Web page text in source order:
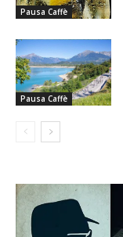
Pausa Caffè
Pausa Caffè